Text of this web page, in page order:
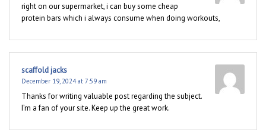
right on our supermarket, i can buy some cheap
protein bars which i always consume when doing workouts,
scaffold jacks
December 19, 2024 at 7:59 am
Thanks for writing valuable post regarding the subject.
I’m a fan of your site. Keep up the great work.